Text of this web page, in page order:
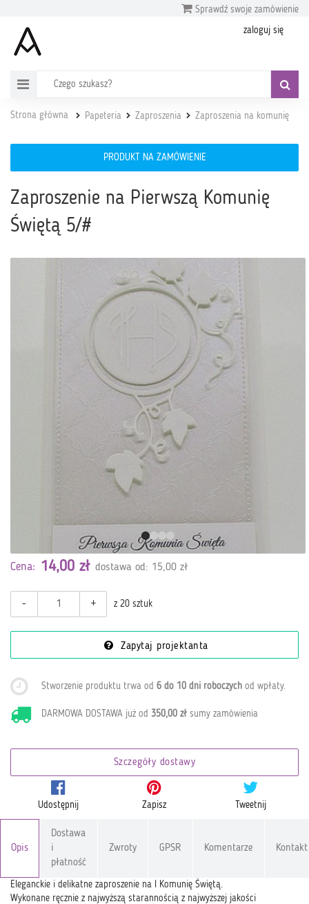
Sprawdź swoje zamówienie
zaloguj się
Strona główna Papeteria Zaproszenia Zaproszenia na komunię
PRODUKT NA ZAMÓWIENIE
Zaproszenie na Pierwszą Komunię
Świętą 5/#
Cena: 14,00 zł dostawa od: 15,00 zł
- + z 20 sztuk
Zapytaj projektanta
Stworzenie produktu trwa od6 do 10 dni roboczych od wpłaty.
DARMOWA DOSTAWA już od350,00 zł sumy zamówienia
Szczegóły dostawy
Udostępnij Zapisz Tweetnij
Opis
Dostawa
i
płatność
Zwroty GPSR Komentarze Kontakt
Eleganckie i delikatne zaproszenie na I Komunię Świętą.
Wykonane ręcznie z najwyższą starannością z najwyższej jakości